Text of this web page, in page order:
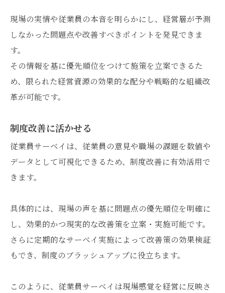
現場の実情や従業員の本音を明らかにし、経営層が予測
しなかった問題点や改善すべきポイントを発見できま
す。
その情報を基に優先順位をつけて施策を立案できるた
め、限られた経営資源の効果的な配分や戦略的な組織改
革が可能です。
制度改善に活かせる
従業員サーベイは、従業員の意見や職場の課題を数値や
データとして可視化できるため、制度改善に有効活用で
きます。
具体的には、現場の声を基に問題点の優先順位を明確に
し、効果的かつ現実的な改善策を立案・実施可能です。
さらに定期的なサーベイ実施によって改善策の効果検証
もでき、制度のブラッシュアップに役立ちます。
このように、従業員サーベイは現場感覚を経営に反映さ